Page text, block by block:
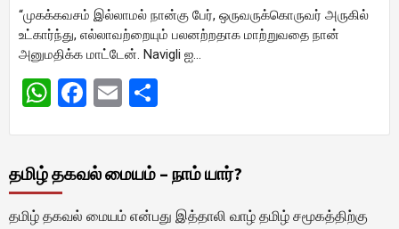
“முகக்கவசம் இல்லாமல் நான்கு பேர், ஒருவருக்கொருவர் அருகில்
உட்கார்ந்து, எல்லாவற்றையும் பலனற்றதாக மாற்றுவதை நான்
அனுமதிக்க மாட்டேன். Navigli ஐ…
WhatsApp
Facebook
Email
தமிழ் தகவல் மையம் – நாம் யார்?
தமிழ் தகவல் மையம் என்பது இத்தாலி வாழ் தமிழ் சமூகத்திற்கு